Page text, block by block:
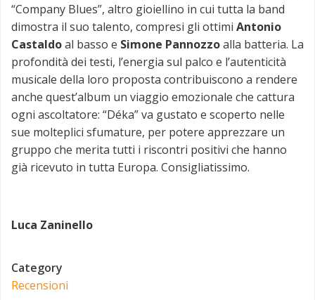
“Company Blues”, altro gioiellino in cui tutta la band
dimostra il suo talento, compresi gli ottimi Antonio
Castaldoal basso e Simone Pannozzoalla batteria. La
profondità dei testi, l’energia sul palco e l’autenticità
musicale della loro proposta contribuiscono a rendere
anche quest’album un viaggio emozionale che cattura
ogni ascoltatore: “Déka” va gustato e scoperto nelle
sue molteplici sfumature, per potere apprezzare un
gruppo che merita tutti i riscontri positivi che hanno
già ricevuto in tutta Europa. Consigliatissimo.
Luca Zaninello
Category
Recensioni